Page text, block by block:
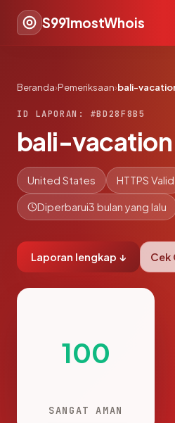
S991mostWhois
Beranda›Pemeriksaan›bali-
ID LAPORAN: #BD28F8B5
bali-
United States HTTPS Valid
Diperbarui3 bulan yang lalu
Laporan lengkap ↓ Cek
100
SANGAT AMAN